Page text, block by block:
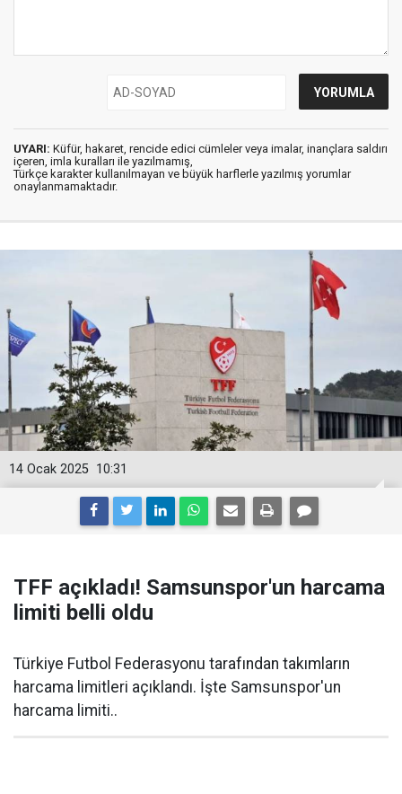
UYARI: Küfür, hakaret, rencide edici cümleler veya imalar, inançlara saldırı
içeren, imla kuralları ile yazılmamış,
Türkçe karakter kullanılmayan ve büyük harflerle yazılmış yorumlar
onaylanmamaktadır.
10:31
14 Ocak 2025
TFF açıkladı! Samsunspor'un harcama
limiti belli oldu
Türkiye Futbol Federasyonu tarafından takımların
harcama limitleri açıklandı. İşte Samsunspor'un
harcama limiti..